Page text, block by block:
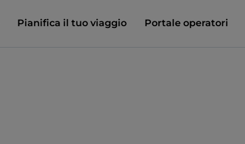
Pianifica il tuo viaggio Portale operatori